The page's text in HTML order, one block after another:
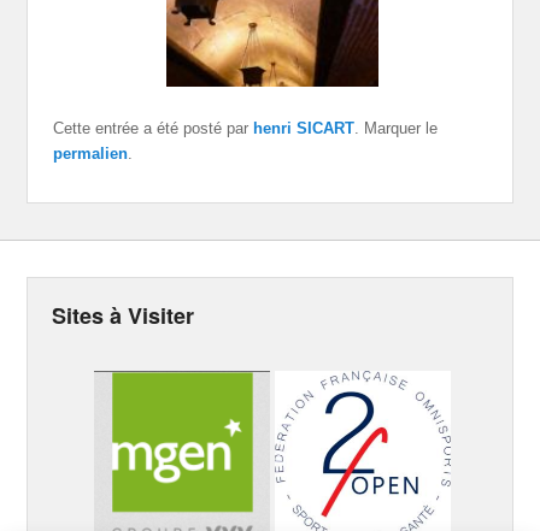
Cette entrée a été posté par henri SICART. Marquer le
permalien.
Sites à Visiter